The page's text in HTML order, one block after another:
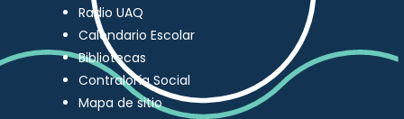
Radio UAQ
Calendario Escolar
Bibliotecas
Contraloría Social
Mapa de sitio